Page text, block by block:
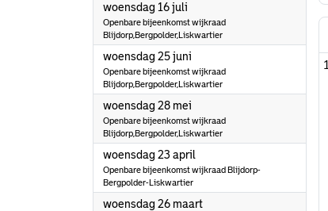
woensdag 16 juli
Openbare bijeenkomst wijkraad
Blijdorp,Bergpolder,Liskwartier
woensdag 25 juni
Openbare bijeenkomst wijkraad
Blijdorp,Bergpolder,Liskwartier
woensdag 28 mei
Openbare bijeenkomst wijkraad
Blijdorp,Bergpolder,Liskwartier
woensdag 23 april
Openbare bijeenkomst wijkraad Blijdorp-
Bergpolder-Liskwartier
woensdag 26 maart2025